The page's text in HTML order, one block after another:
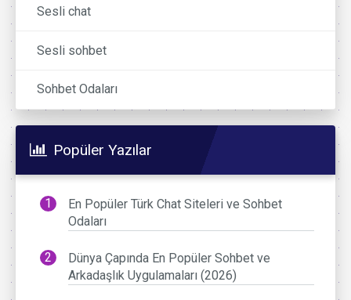
Sesli chat
Sesli sohbet
Sohbet Odaları
Popüler Yazılar
En Popüler Türk Chat Siteleri ve Sohbet
Odaları
Dünya Çapında En Popüler Sohbet ve
Arkadaşlık Uygulamaları (2026)